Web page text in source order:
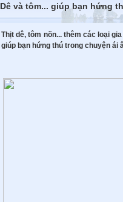
Dê và tôm... giúp bạn hứng
Thịt dê, tôm nõn... thêm các loại
giúp bạn hứng thú trong chuyện ái